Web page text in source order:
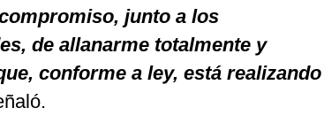
junto a los
de allanarme totalmente y
conforme a ley, está realizando